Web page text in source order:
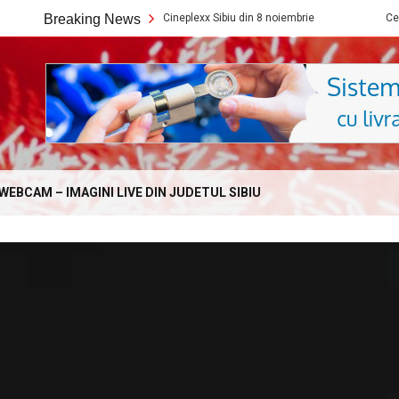
Breaking News
Ce filme noi vedem la Cineplexx Sibiu din 8 noiembrie Ce filme noi
– IMAGINI LIVE DIN JUDETUL SIBIU